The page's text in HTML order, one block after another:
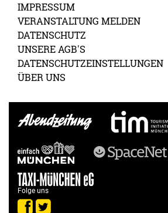
IMPRESSUM
VERANSTALTUNG MELDEN
DATENSCHUTZ
UNSERE AGB'S
DATENSCHUTZEINSTELLUNGEN
ÜBER UNS
Folge uns